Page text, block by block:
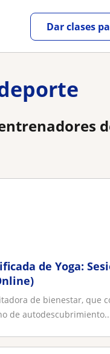
Dar clases
de Yoga:
de bienestar, que
de